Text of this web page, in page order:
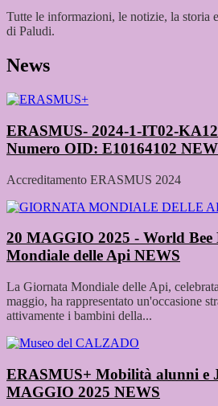
Tutte le informazioni, le notizie, la storia
di Paludi.
News
ERASMUS- 2024-1-IT02-
Numero OID: E10164102
Accreditamento ERASMUS 2024
20 MAGGIO 2025 - World
Mondiale delle Api NEWS
La Giornata Mondiale delle Api,
maggio, ha rappresentato un'occasione
attivamente i bambini della...
ERASMUS+ Mobilità alunni e
MAGGIO 2025 NEWS